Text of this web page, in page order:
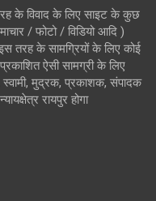
के विवाद के लिए साइट के कुछ
/ फोटो / विडियो आदि )
तरह के सामग्रियों के लिए कोई
ऐसी सामग्री के लिए
स्वामी, मुद्रक, प्रकाशक, संपादक
रायपुर होगा